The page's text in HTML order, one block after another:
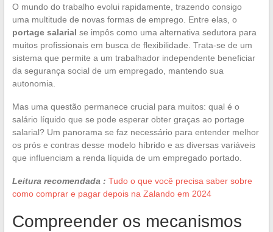
O mundo do trabalho evolui rapidamente, trazendo consigo
uma multitude de novas formas de emprego. Entre elas, o
portage salarial se impôs como uma alternativa sedutora para
muitos profissionais em busca de flexibilidade. Trata-se de um
sistema que permite a um trabalhador independente beneficiar
da segurança social de um empregado, mantendo sua
autonomia.
Mas uma questão permanece crucial para muitos: qual é o
salário líquido que se pode esperar obter graças ao portage
salarial? Um panorama se faz necessário para entender melhor
os prós e contras desse modelo híbrido e as diversas variáveis
que influenciam a renda líquida de um empregado portado.
Leitura recomendada : Tudo o que você precisa saber sobre
como comprar e pagar depois na Zalando em 2024
Compreender os mecanismos